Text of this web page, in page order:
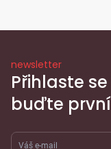
newsletter
Přihlaste
buďte